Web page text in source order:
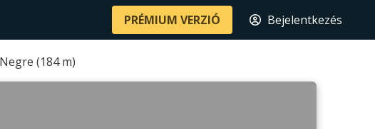
PRÉMIUM VERZIÓ Bejelentkezés
(184 m)